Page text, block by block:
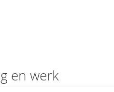
en werk